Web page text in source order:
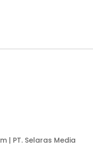
| PT. Selaras Media